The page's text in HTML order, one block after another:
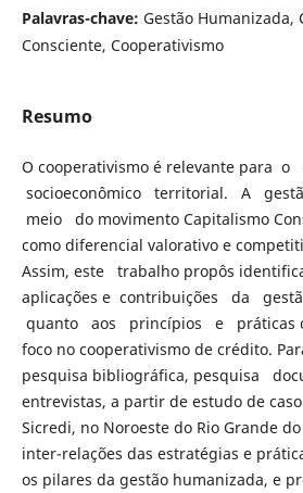
Palavras-chave: Gestão Humanizada,
Consciente, Cooperativismo
Resumo
O cooperativismo é relevante para o
socioeconômico territorial. A
meio do movimento Capitalismo
como diferencial valorativo e
Assim, este trabalho propôs
aplicações e contribuições da
quanto aos princípios e práticas
foco no cooperativismo de crédito.
pesquisa bibliográfica, pesquisa
entrevistas, a partir de estudo de
Sicredi, no Noroeste do Rio Grande
inter-relações das estratégias e
os pilares da gestão humanizada, e